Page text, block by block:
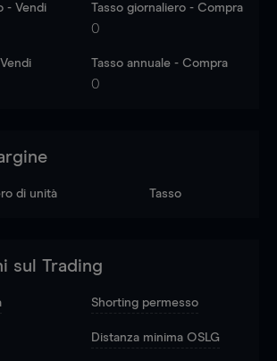
- Vendi Tasso giornaliero - Compra
0
Tasso annuale - Compra
0
di unità Tasso
sul Trading
Shorting permesso
Distanza minima OSLG